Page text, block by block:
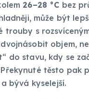
26–28 °C bez
může být
trouby s
objem, ne
do stavu, kdy se
těsto pak
bývá kyselejší.